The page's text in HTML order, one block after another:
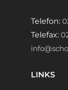
Telefon:
Telefax:
LINKS